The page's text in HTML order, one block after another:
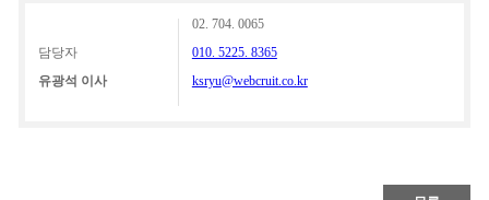
담당자
유광석 이사
02. 704. 0065
010. 5225. 8365
ksryu@webcruit.co.kr